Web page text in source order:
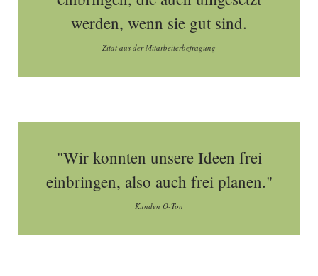
werden, wenn sie gut sind.
Zitat aus der Mitarbeiterbefragung
"Wir konnten unsere Ideen frei
einbringen, also auch frei planen."
Kunden O-Ton